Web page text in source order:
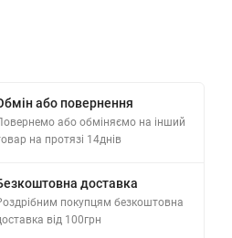
або повернення
або обміняємо на інший
на протязі 14днів
доставка
покупцям безкоштовна
від 100грн